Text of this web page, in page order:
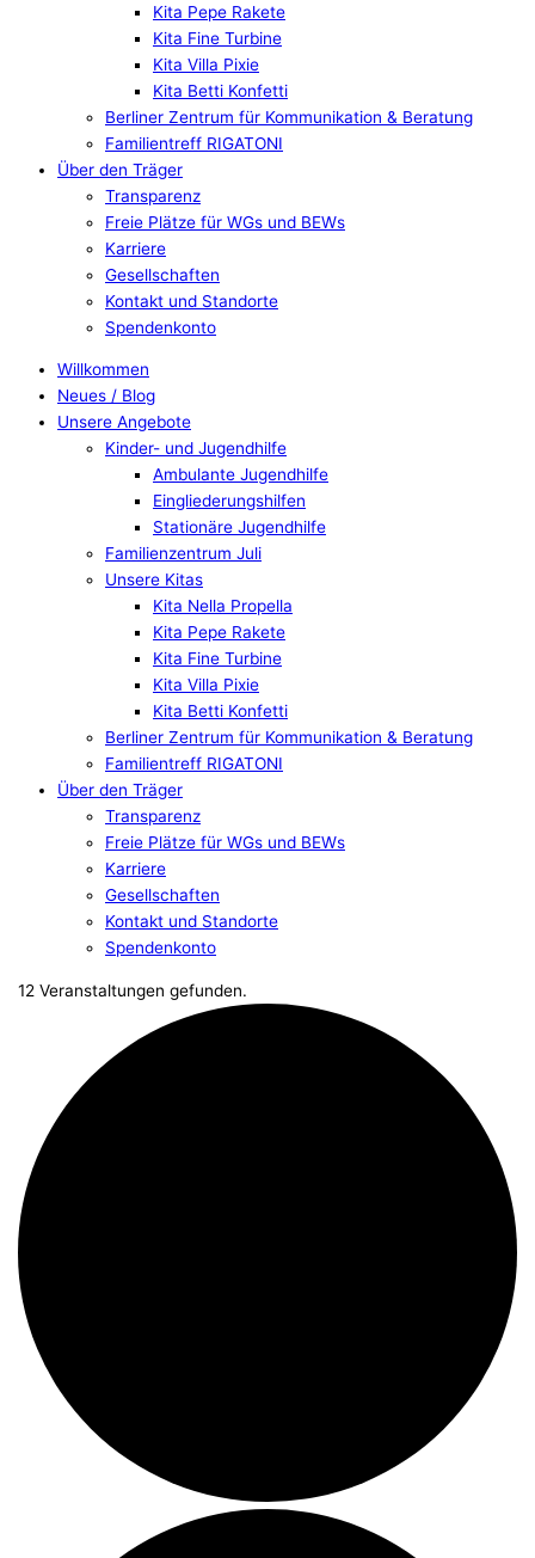
Kita Pepe Rakete
Kita Fine Turbine
Kita Villa Pixie
Kita Betti Konfetti
Berliner Zentrum für Kommunikation & Beratung
Familientreff RIGATONI
Über den Träger
Transparenz
Freie Plätze für WGs und BEWs
Karriere
Gesellschaften
Kontakt und Standorte
Spendenkonto
Willkommen
Neues / Blog
Unsere Angebote
Kinder- und Jugendhilfe
Ambulante Jugendhilfe
Eingliederungshilfen
Stationäre Jugendhilfe
Familienzentrum Juli
Unsere Kitas
Kita Nella Propella
Kita Pepe Rakete
Kita Fine Turbine
Kita Villa Pixie
Kita Betti Konfetti
Berliner Zentrum für Kommunikation & Beratung
Familientreff RIGATONI
Über den Träger
Transparenz
Freie Plätze für WGs und BEWs
Karriere
Gesellschaften
Kontakt und Standorte
Spendenkonto
12 Veranstaltungen gefunden.